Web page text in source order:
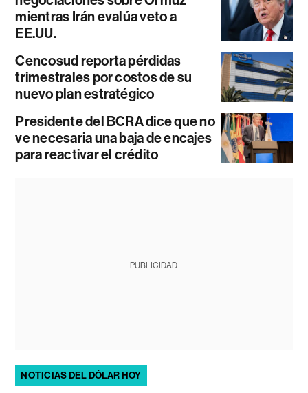
mientras Irán evalúa veto a
EE.UU.
Cencosud reporta pérdidas
trimestrales por costos de su
nuevo plan estratégico
Presidente del BCRA dice que no
ve necesaria una baja de encajes
para reactivar el crédito
PUBLICIDAD
NOTICIAS DEL DÓLAR HOY